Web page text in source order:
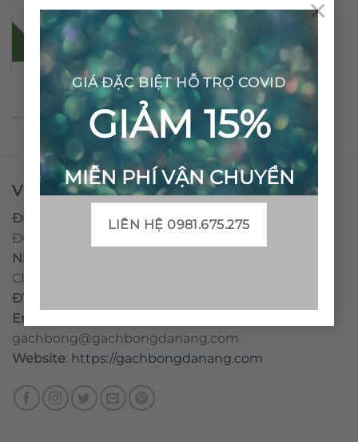
GIÁ ĐẶC BIỆT HỖ TRỢ COVID
GIẢM 15%
MIỄN PHÍ VẬN CHUYỂN
LIÊN HỆ 0981.675.275
×
Gạch bông cổ điển CTS
27.4
VPĐD - CTY TNHH GẠCH BÔNG VIỆT NAM
Địa chỉ:
CCN Quán Lát, Xã Đức Chánh, Huyện Mộ
Đức, Tỉnh Quảng Ngãi
Nhà máy miền trung:
Chánh, Huyện Mộ Đức, Tỉnh Quảng Ngãi, Việt Nam
ĐT
Email
gachbong@gachbongdanang.com
Website: https://gachbongdanang.com